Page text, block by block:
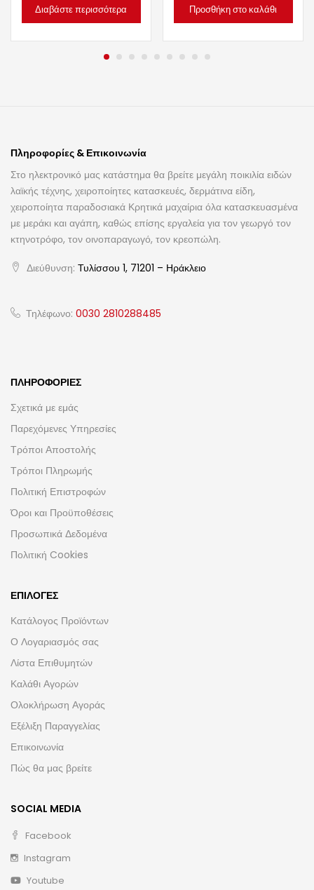
Διαβάστε περισσότερα Προσθήκη στο καλάθι
Πληροφορίες & Επικοινωνία
Στο ηλεκτρονικό μας κατάστημα θα βρείτε μεγάλη ποικιλία ειδών
λαϊκής τέχνης, χειροποίητες κατασκευές, δερμάτινα είδη,
χειροποίητα παραδοσιακά Κρητικά μαχαίρια όλα κατασκευασμένα
με μεράκι και αγάπη, καθώς επίσης εργαλεία για τον γεωργό τον
κτηνοτρόφο, τον οινοπαραγωγό, τον κρεοπώλη.
Διεύθυνση: Τυλίσσου 1, 71201 – Ηράκλειο
Τηλέφωνο: 0030 2810288485
ΠΛΗΡΟΦΟΡΊΕΣ
Σχετικά με εμάς
Παρεχόμενες Υπηρεσίες
Τρόποι Αποστολής
Τρόποι Πληρωμής
Πολιτική Επιστροφών
Όροι και Προϋποθέσεις
Προσωπικά Δεδομένα
Πολιτική Cookies
ΕΠΙΛΟΓΈΣ
Κατάλογος Προϊόντων
Ο Λογαριασμός σας
Λίστα Επιθυμητών
Καλάθι Αγορών
Ολοκλήρωση Αγοράς
Εξέλιξη Παραγγελίας
Επικοινωνία
Πώς θα μας βρείτε
SOCIAL MEDIA
Facebook
Instagram
Youtube